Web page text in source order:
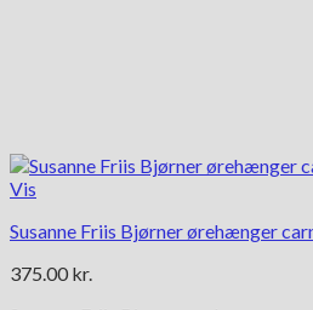
Vis
Susanne Friis Bjørner ørehænger
375.00 kr.